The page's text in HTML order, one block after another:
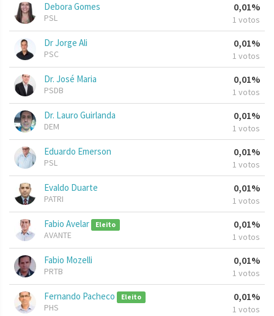
Debora Gomes
PSL
0,01%
1 votos
Dr Jorge Ali
PSC
0,01%
1 votos
Dr. José Maria
PSDB
0,01%
1 votos
Dr. Lauro Guirlanda
DEM
0,01%
1 votos
Eduardo Emerson
PSL
0,01%
1 votos
Evaldo Duarte
PATRI
0,01%
1 votos
Fabio Avelar Eleito
AVANTE
0,01%
1 votos
Fabio Mozelli
PRTB
0,01%
1 votos
Fernando Pacheco Eleito
PHS
0,01%
1 votos